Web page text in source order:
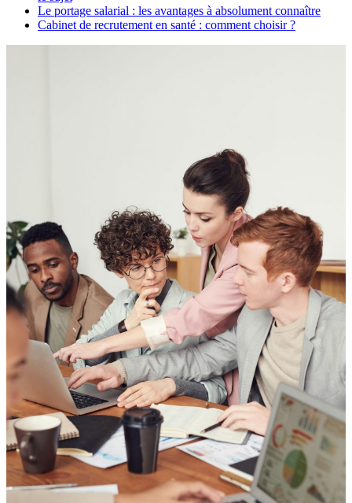
Le portage salarial : les avantages à absolument connaître
Cabinet de recrutement en santé : comment choisir ?